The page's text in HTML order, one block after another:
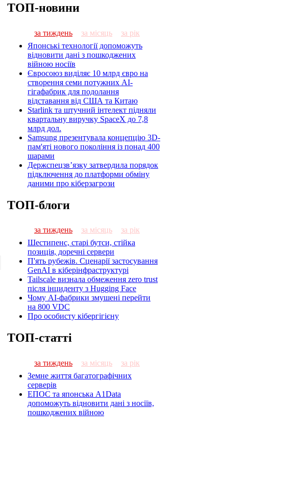
ТОП-новини
за тиждень за місяць
за рік
Японські технології допоможуть
відновити дані з пошкоджених
війною носіїв
Євросоюз виділяє 10 млрд євро на
створення семи потужних AI-
гігафабрик для подолання
відставання від США та Китаю
Starlink та штучний інтелект підняли
квартальну виручку SpaceX до 7,8
млрд дол.
Samsung презентувала концепцію 3D-
пам'яті нового покоління із понад 400
шарами
Держспецзв’язку затвердила порядок
підключення до платформи обміну
даними про кіберзагрози
ТОП-блоги
за тиждень за місяць
за рік
Шестипенс, старі бутси, стійка
позиція, доречні сервери
П'ять рубежів. Сценарії застосування
GenAI в кіберінфраструктурі
Tailscale визнала обмеження zero trust
після інциденту з Hugging Face
Чому AI-фабрики змушені перейти
на 800 VDC
Про особисту кібергігієну
ТОП-статті
за тиждень за місяць
за рік
Земне життя багатографічних
серверів
ЕПОС та японська A1Data
допоможуть відновити дані з носіїв,
пошкоджених війною